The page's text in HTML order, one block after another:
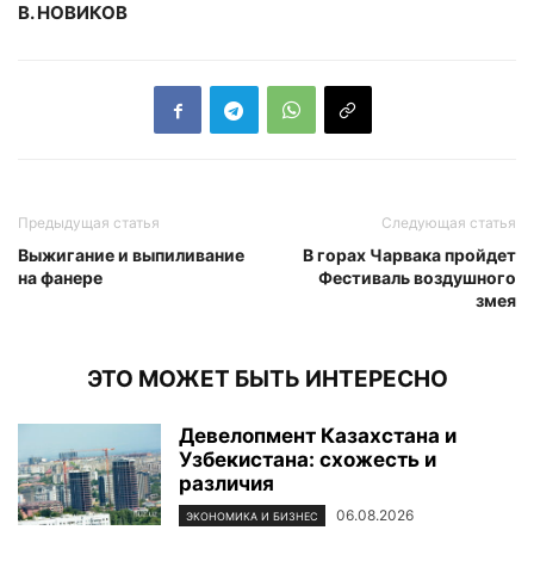
В. НОВИКОВ
Предыдущая статья
Выжигание и выпиливание
на фанере
Следующая статья
В горах Чарвака пройдет
Фестиваль воздушного
змея
ЭТО МОЖЕТ БЫТЬ ИНТЕРЕСНО
Девелопмент Казахстана и
Узбекистана: схожесть и
различия
ЭКОНОМИКА И БИЗНЕС 06.08.2026